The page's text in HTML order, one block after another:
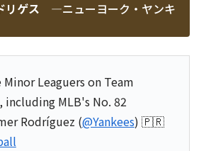
リゲス ―ニューヨーク・ヤンキ
Leaguers on Team
including MLB's No. 82
Rodríguez (@Yankees) 🇵🇷